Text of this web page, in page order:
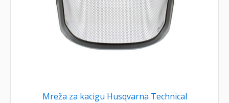
Mreža za kacigu Husqvarna Technical